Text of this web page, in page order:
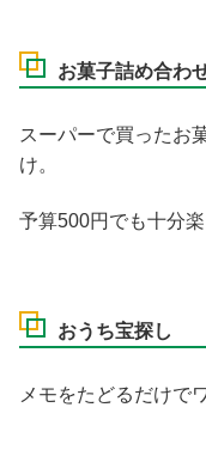
お菓子詰め合わ
スーパーで買ったお
け。
予算500円でも十分楽
おうち宝探し
メモをたどるだけで